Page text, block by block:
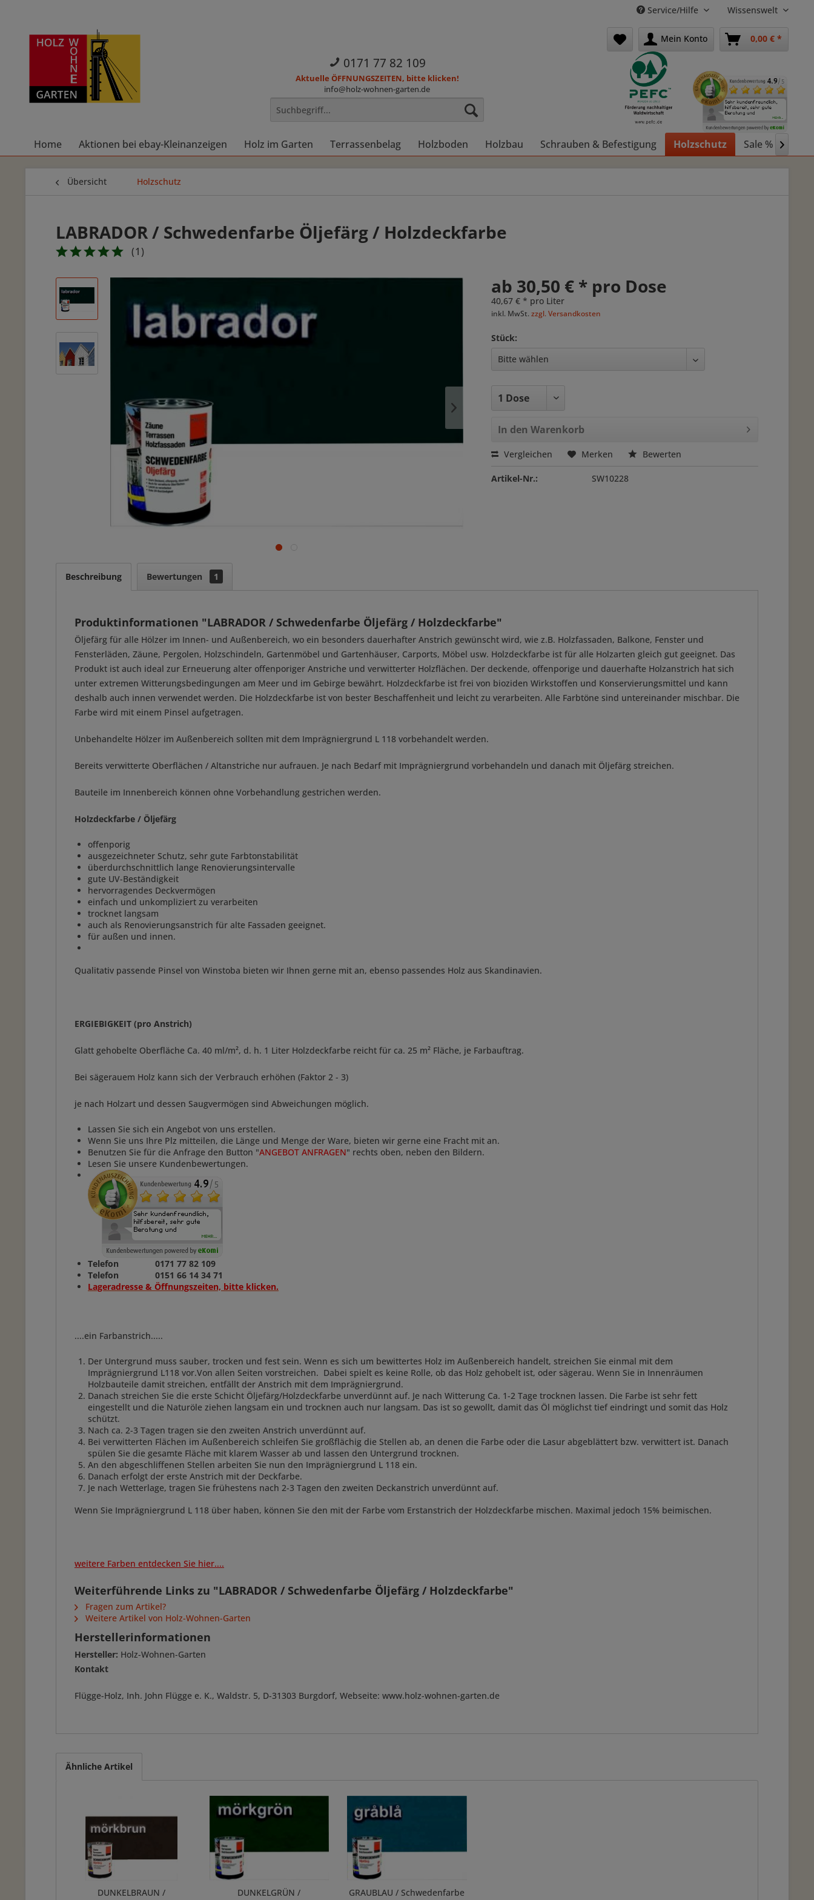
Service/Hilfe Wissenswelt
Mein Konto 0,00 € *
0171 77 82 109
Aktuelle ÖFFNUNGSZEITEN, bitte klicken!
info@holz-wohnen-garten.de
Home Aktionen bei ebay-Kleinanzeigen Holz im Garten Terrassenbelag Holzboden Holzbau Schrauben & Befestigung Holzschutz Sale % 
Übersicht Holzschutz
LABRADOR / Schwedenfarbe Öljefärg / Holzdeckfarbe
(1 )
ab 30,50 € * pro Dose
40,67 € * pro Liter
inkl. MwSt.zzgl. Versandkosten
Stück:
In den Warenkorb
Vergleichen Merken Bewerten
Artikel-Nr.: SW10228
Beschreibung Bewertungen 1
Produktinformationen "LABRADOR / Schwedenfarbe Öljefärg / Holzdeckfarbe"
Öljefärg für alle Hölzer im Innen- und Außenbereich, wo ein besonders dauerhafter Anstrich gewünscht wird, wie z.B. Holzfassaden, Balkone, Fenster und
Fensterläden, Zäune, Pergolen, Holzschindeln, Gartenmöbel und Gartenhäuser, Carports, Möbel usw. Holzdeckfarbe ist für alle Holzarten gleich gut geeignet. Das
Produkt ist auch ideal zur Erneuerung alter offenporiger Anstriche und verwitterter Holzflächen. Der deckende, offenporige und dauerhafte Holzanstrich hat sich
unter extremen Witterungsbedingungen am Meer und im Gebirge bewährt. Holzdeckfarbe ist frei von bioziden Wirkstoffen und Konservierungsmittel und kann
deshalb auch innen verwendet werden. Die Holzdeckfarbe ist von bester Beschaffenheit und leicht zu verarbeiten. Alle Farbtöne sind untereinander mischbar. Die
Farbe wird mit einem Pinsel aufgetragen.
Unbehandelte Hölzer im Außenbereich sollten mit dem Imprägniergrund L 118 vorbehandelt werden.
Bereits verwitterte Oberflächen / Altanstriche nur aufrauen. Je nach Bedarf mit Imprägniergrund vorbehandeln und danach mit Öljefärg streichen.
Bauteile im Innenbereich können ohne Vorbehandlung gestrichen werden.
Holzdeckfarbe / Öljefärg
offenporig
ausgezeichneter Schutz, sehr gute Farbtonstabilität
überdurchschnittlich lange Renovierungsintervalle
gute UV-Beständigkeit
hervorragendes Deckvermögen
einfach und unkompliziert zu verarbeiten
trocknet langsam
auch als Renovierungsanstrich für alte Fassaden geeignet.
für außen und innen.
Qualitativ passende Pinsel von Winstoba bieten wir Ihnen gerne mit an, ebenso passendes Holz aus Skandinavien.
ERGIEBIGKEIT (pro Anstrich)
Glatt gehobelte Oberfläche Ca. 40 ml/m², d. h. 1 Liter Holzdeckfarbe reicht für ca. 25 m² Fläche, je Farbauftrag.
Bei sägerauem Holz kann sich der Verbrauch erhöhen (Faktor 2 - 3)
je nach Holzart und dessen Saugvermögen sind Abweichungen möglich.
Lassen Sie sich ein Angebot von uns erstellen.
Wenn Sie uns Ihre Plz mitteilen, die Länge und Menge der Ware, bieten wir gerne eine Fracht mit an.
Benutzen Sie für die Anfrage den Button "ANGEBOT ANFRAGEN" rechts oben, neben den Bildern.
Lesen Sie unsere Kundenbewertungen.
Telefon 0171 77 82 109
Telefon 0151 66 14 34 71
Lageradresse & Öffnungszeiten, bitte klicken.
....ein Farbanstrich.....
Der Untergrund muss sauber, trocken und fest sein. Wenn es sich um bewittertes Holz im Außenbereich handelt, streichen Sie einmal mit dem
Imprägniergrund L118 vor.Von allen Seiten vorstreichen. Dabei spielt es keine Rolle, ob das Holz gehobelt ist, oder sägerau. Wenn Sie in Innenräumen
Holzbauteile damit streichen, entfällt der Anstrich mit dem Imprägniergrund.
Danach streichen Sie die erste Schicht Öljefärg/Holzdeckfarbe unverdünnt auf. Je nach Witterung Ca. 1-2 Tage trocknen lassen. Die Farbe ist sehr fett
eingestellt und die Naturöle ziehen langsam ein und trocknen auch nur langsam. Das ist so gewollt, damit das Öl möglichst tief eindringt und somit das Holz
schützt.
Nach ca. 2-3 Tagen tragen sie den zweiten Anstrich unverdünnt auf.
Bei verwitterten Flächen im Außenbereich schleifen Sie großflächig die Stellen ab, an denen die Farbe oder die Lasur abgeblättert bzw. verwittert ist. Danach
spülen Sie die gesamte Fläche mit klarem Wasser ab und lassen den Untergrund trocknen.
An den abgeschliffenen Stellen arbeiten Sie nun den Imprägniergrund L 118 ein.
Danach erfolgt der erste Anstrich mit der Deckfarbe.
Je nach Wetterlage, tragen Sie frühestens nach 2-3 Tagen den zweiten Deckanstrich unverdünnt auf.
Wenn Sie Imprägniergrund L 118 über haben, können Sie den mit der Farbe vom Erstanstrich der Holzdeckfarbe mischen. Maximal jedoch 15% beimischen.
weitere Farben entdecken Sie hier....
Weiterführende Links zu "LABRADOR / Schwedenfarbe Öljefärg / Holzdeckfarbe"
Fragen zum Artikel?
Weitere Artikel von Holz-Wohnen-Garten
Herstellerinformationen
Hersteller: Holz-Wohnen-Garten
Kontakt
Flügge-Holz, Inh. John Flügge e. K., Waldstr. 5, D-31303 Burgdorf, Webseite: www.holz-wohnen-garten.de
Ähnliche Artikel
DUNKELBRAUN /
DUNKELGRÜN /
GRAUBLAU / Schwedenfarbe